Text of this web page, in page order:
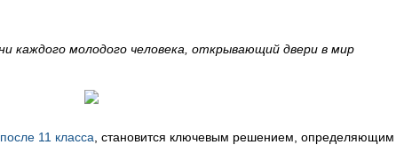
каждого молодого человека, открывающий двери в мир
11 класса , становится ключевым решением, определяющим